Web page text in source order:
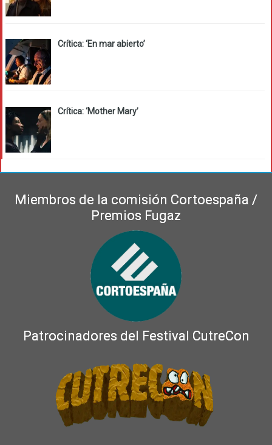
Crítica: ‘En mar abierto’
Crítica: ‘Mother Mary’
Miembros de la comisión Cortoespaña /
Premios Fugaz
Patrocinadores del Festival CutreCon